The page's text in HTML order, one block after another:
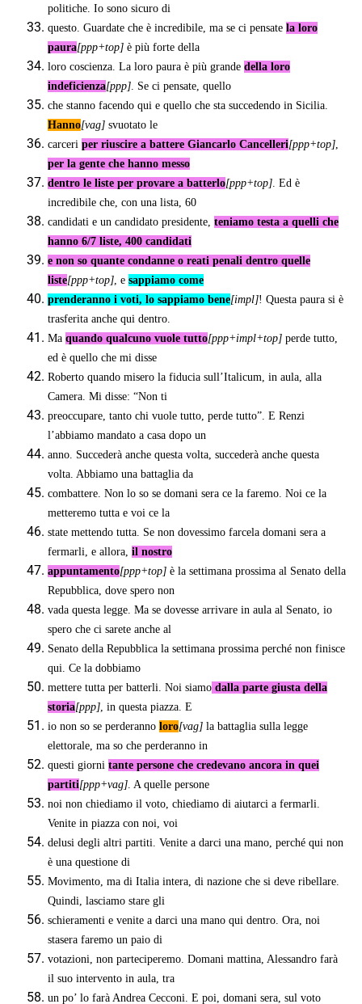
politiche. Io sono sicuro di
questo. Guardate che è incredibile, ma se ci pensate la loro
paura[ppp+top]è più forte della
loro coscienza. La loro paura è più grande della loro
indeficienza[ppp]. Se ci pensate, quello
che stanno facendo qui e quello che sta succedendo in Sicilia.
Hanno[vag]svuotato le
carceri per riuscire a battere Giancarlo Cancelleri[ppp+top],
per la gente che hanno messo
dentro le liste per provare a batterlo[ppp+top]. Ed è
incredibile che, con una lista, 60
candidati e un candidato presidente, teniamo testa a quelli che
hanno 6/7 liste, 400 candidati
e non so quante condanne o reati penali dentro quelle
liste[ppp+top], e sappiamo come
prenderanno i voti, lo sappiamo bene[impl]! Questa paura si è
trasferita anche qui dentro.
Ma quando qualcuno vuole tutto[ppp+impl+top]perde tutto,
ed è quello che mi disse
Roberto quando misero la fiducia sull’Italicum, in aula, alla
Camera. Mi disse: “Non ti
preoccupare, tanto chi vuole tutto, perde tutto”. E Renzi
l’abbiamo mandato a casa dopo un
anno. Succederà anche questa volta, succederà anche questa
volta. Abbiamo una battaglia da
combattere. Non lo so se domani sera ce la faremo. Noi ce la
metteremo tutta e voi ce la
state mettendo tutta. Se non dovessimo farcela domani sera a
fermarli, e allora, il nostro
appuntamento[ppp+top]è la settimana prossima al Senato della
Repubblica, dove spero non
vada questa legge. Ma se dovesse arrivare in aula al Senato, io
spero che ci sarete anche al
Senato della Repubblica la settimana prossima perché non finisce
qui. Ce la dobbiamo
mettere tutta per batterli. Noi siamodalla parte giusta della
storia[ppp], in questa piazza. E
io non so se perderanno loro[vag]la battaglia sulla legge
elettorale, ma so che perderanno in
questi giorni tante persone che credevano ancora in quei
partiti[ppp+vag]. A quelle persone
noi non chiediamo il voto, chiediamo di aiutarci a fermarli.
Venite in piazza con noi, voi
delusi degli altri partiti. Venite a darci una mano, perché qui non
è una questione di
Movimento, ma di Italia intera, di nazione che si deve ribellare.
Quindi, lasciamo stare gli
schieramenti e venite a darci una mano qui dentro. Ora, noi
stasera faremo un paio di
votazioni, non parteciperemo. Domani mattina, Alessandro farà
il suo intervento in aula, tra
un po’ lo farà Andrea Cecconi. E poi, domani sera, sul voto